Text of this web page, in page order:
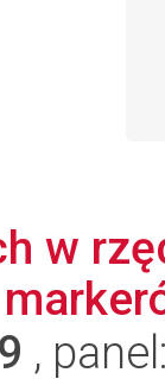
w
,